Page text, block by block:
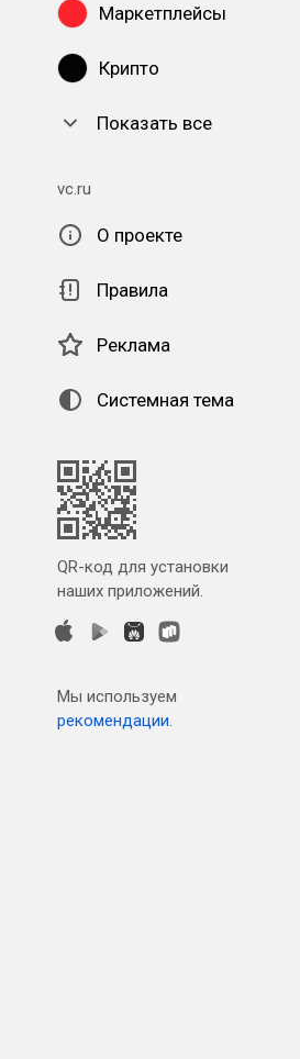
Маркетплейсы
Крипто
Показать все
vc.ru
О проекте
Правила
Реклама
Системная тема
QR-код для установки
наших приложений.
Мы используем
рекомендации.